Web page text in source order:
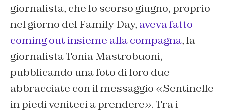
giornalista, che lo scorso giugno, proprio
nel giorno del Family Day, aveva fatto
coming out insieme alla compagna, la
giornalista Tonia Mastrobuoni,
pubblicando una foto di loro due
abbracciate con il messaggio «Sentinelle
in piedi veniteci a prendere». Tra i